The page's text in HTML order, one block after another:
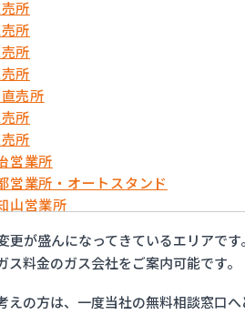
所
所
所
所
売所
所
所
営業所
業所・オートスタンド
山営業所
滋支店 上鳥羽オートガススタンド
所
所
更が盛んになってきているエリアで
料金のガス会社をご案内可能です。
の方は、一度当社の無料相談窓口へ